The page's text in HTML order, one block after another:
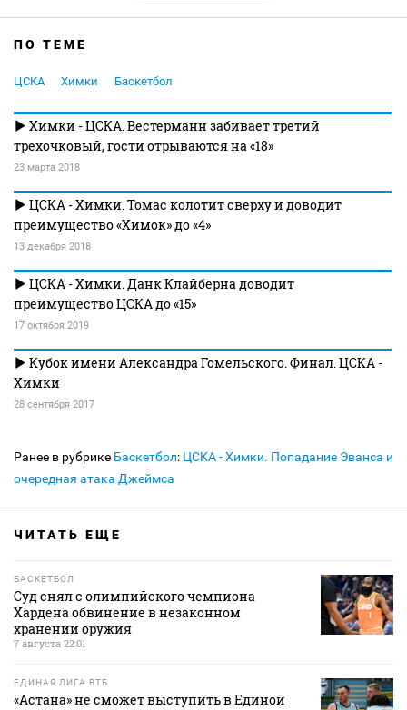
ПО ТЕМЕ
ЦСКА Химки Баскетбол
Химки - ЦСКА. Вестерманн забивает третий
трехочковый, гости отрываются на «18»
23 марта 2018
ЦСКА - Химки. Томас колотит сверху и доводит
преимущество «Химок» до «4»
13 декабря 2018
ЦСКА - Химки. Данк Клайберна доводит
преимущество ЦСКА до «15»
17 октября 2019
Кубок имени Александра Гомельского. Финал. ЦСКА -
Химки
28 сентября 2017
Ранее в рубрике Баскетбол: ЦСКА - Химки. Попадание Эванса и
очередная атака Джеймса
ЧИТАТЬ ЕЩЕ
БАСКЕТБОЛ
Суд снял с олимпийского чемпиона
Хардена обвинение в незаконном
хранении оружия
7 августа 22:01
ЕДИНАЯ ЛИГА ВТБ
«Астана» не сможет выступить в Единой